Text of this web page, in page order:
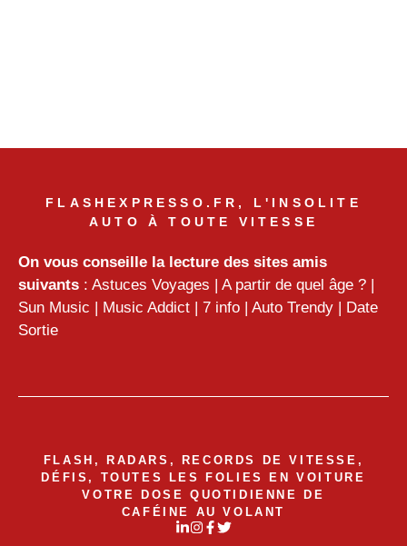
FLASHEXPRESSO.FR, L'INSOLITE
AUTO À TOUTE VITESSE
On vous conseille la lecture des sites amis
suivants : Astuces Voyages | A partir de quel âge ? |
Sun Music | Music Addict | 7 info | Auto Trendy | Date
Sortie
FLASH, RADARS, RECORDS DE VITESSE,
DÉFIS, TOUTES LES FOLIES EN VOITURE
VOTRE DOSE QUOTIDIENNE DE
CAFÉINE AU VOLANT